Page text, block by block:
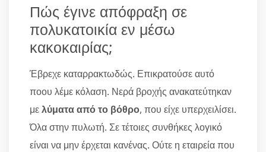
Πώς έγινε απόφραξη σε
πολυκατοικία εν μέσω
κακοκαιρίας;
Έβρεχε καταρρακτωδώς. Επικρατούσε αυτό
ποου λέμε κόλαση. Νερά βροχής ανακατεύτηκαν
μελύματα από το βόθρο, που είχε υπερχειλίσει.
Όλα στην πυλωτή. Σε τέτοιες συνθήκες λογικό
είναι να μην έρχεται κανένας. Ούτε η εταιρεία που